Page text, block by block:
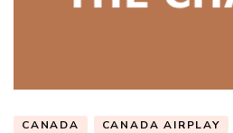
CANADA CANADA AIRPLAY